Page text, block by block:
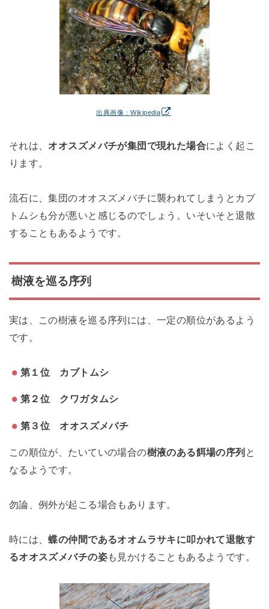
出典画像：Wikipedia
それは、 オオスズメバチが集団で現れた場合によく起こ
ります。
流石に、集団のオオスズメバチに襲われてしまうとカブ
トムシも分が悪いと感じるのでしょう。いそいそと退散
することもあるようです。
樹液を巡る序列
実は、この樹液を巡る序列には、一定の順位があるよう
です。
第１位 カブトムシ
第２位 クワガタムシ
第３位 オオスズメバチ
この順位が、たいていの場合の樹液のある餌場の序列 と
なるようです。
勿論、例外が起こる場合もあります。
時には、蝶の仲間であるオオムラサキに叩かれて退散す
るオオスズメバチの姿も見かけることもあるようです。